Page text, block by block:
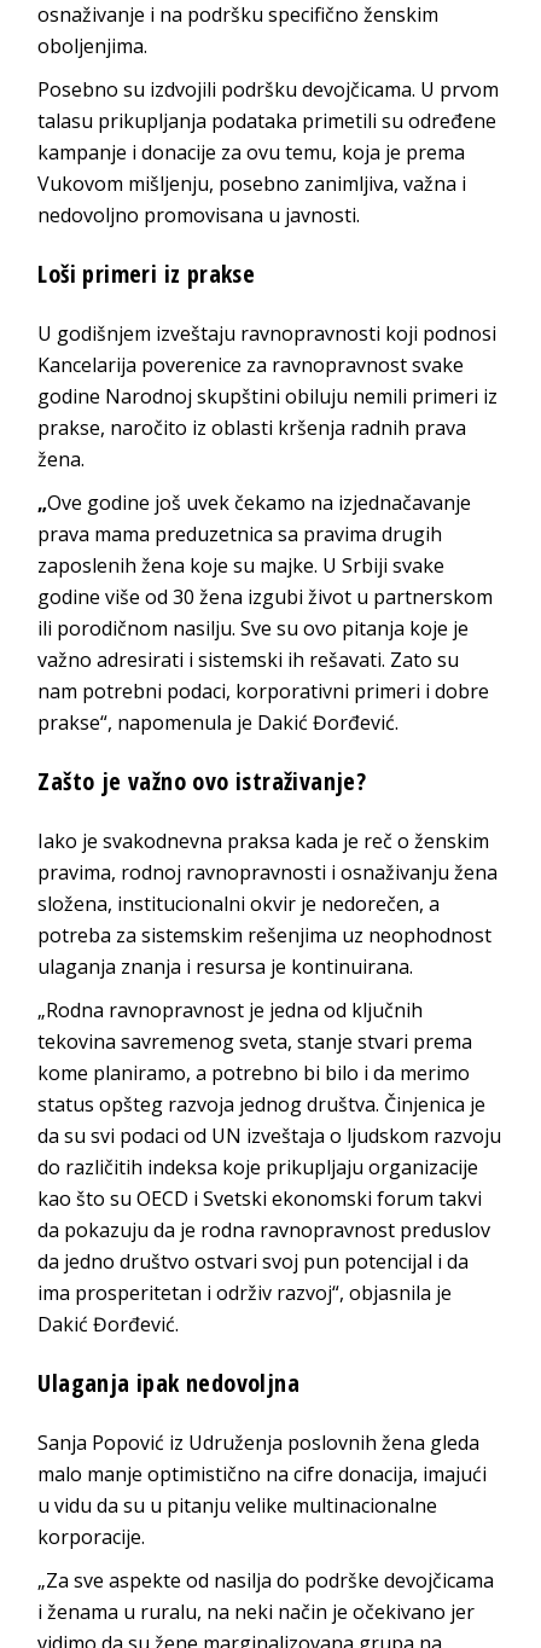
osnaživanje i na podršku specifično ženskim
oboljenjima.
Posebno su izdvojili podršku devojčicama. U prvom
talasu prikupljanja podataka primetili su određene
kampanje i donacije za ovu temu, koja je prema
Vukovom mišljenju, posebno zanimljiva, važna i
nedovoljno promovisana u javnosti.
Loši primeri iz prakse
U godišnjem izveštaju ravnopravnosti koji podnosi
Kancelarija poverenice za ravnopravnost svake
godine Narodnoj skupštini obiluju nemili primeri iz
prakse, naročito iz oblasti kršenja radnih prava
žena.
„Ove godine još uvek čekamo na izjednačavanje
prava mama preduzetnica sa pravima drugih
zaposlenih žena koje su majke. U Srbiji svake
godine više od 30 žena izgubi život u partnerskom
ili porodičnom nasilju. Sve su ovo pitanja koje je
važno adresirati i sistemski ih rešavati. Zato su
nam potrebni podaci, korporativni primeri i dobre
prakse“, napomenula je Dakić Đorđević.
Zašto je važno ovo istraživanje?
Iako je svakodnevna praksa kada je reč o ženskim
pravima, rodnoj ravnopravnosti i osnaživanju žena
složena, institucionalni okvir je nedorečen, a
potreba za sistemskim rešenjima uz neophodnost
ulaganja znanja i resursa je kontinuirana.
„Rodna ravnopravnost je jedna od ključnih
tekovina savremenog sveta, stanje stvari prema
kome planiramo, a potrebno bi bilo i da merimo
status opšteg razvoja jednog društva. Činjenica je
da su svi podaci od UN izveštaja o ljudskom razvoju
do različitih indeksa koje prikupljaju organizacije
kao što su OECD i Svetski ekonomski forum takvi
da pokazuju da je rodna ravnopravnost preduslov
da jedno društvo ostvari svoj pun potencijal i da
ima prosperitetan i održiv razvoj“, objasnila je
Dakić Đorđević.
Ulaganja ipak nedovoljna
Sanja Popović iz Udruženja poslovnih žena gleda
malo manje optimistično na cifre donacija, imajući
u vidu da su u pitanju velike multinacionalne
korporacije.
„Za sve aspekte od nasilja do podrške devojčicama
i ženama u ruralu, na neki način je očekivano jer